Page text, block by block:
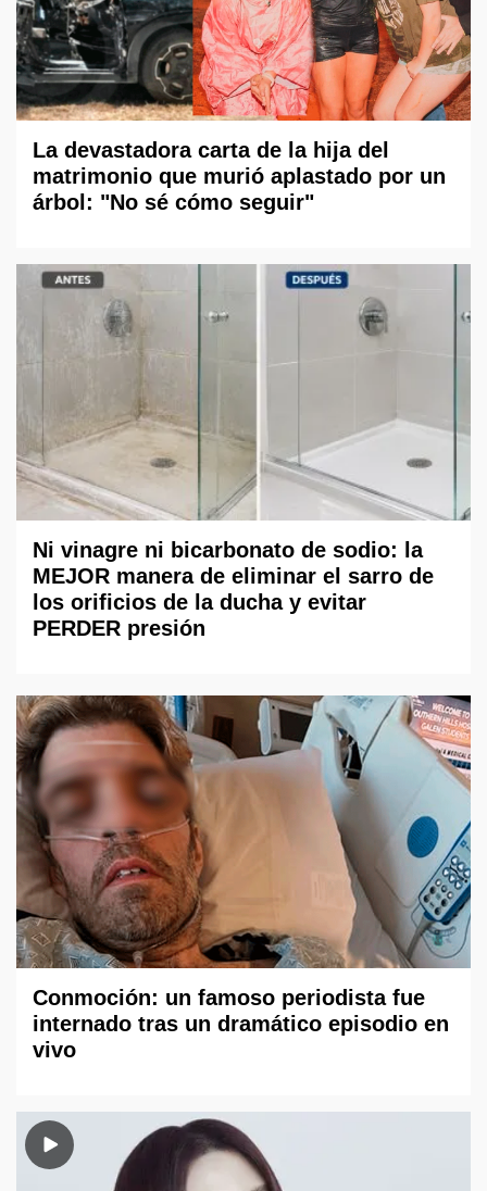
La devastadora carta de la hija del
matrimonio que murió aplastado por un
árbol: "No sé cómo seguir"
Ni vinagre ni bicarbonato de sodio: la
MEJOR manera de eliminar el sarro de
los orificios de la ducha y evitar
PERDER presión
Conmoción: un famoso periodista fue
internado tras un dramático episodio en
vivo